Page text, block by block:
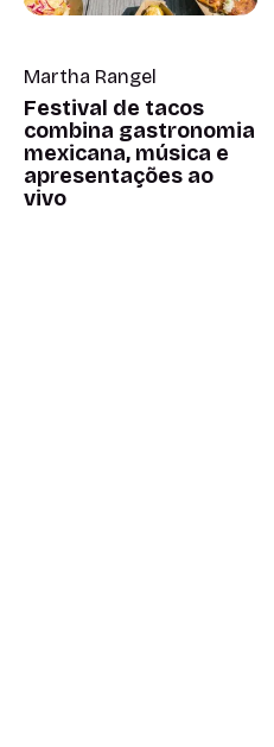
Martha Rangel
Festival de tacos
combina gastronomia
mexicana, música e
apresentações ao
vivo